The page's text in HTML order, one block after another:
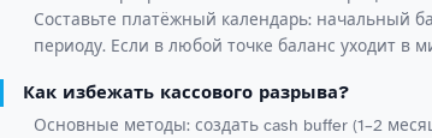
Составьте платёжный календарь: начальный
периоду. Если в любой точке баланс уходит в
Как избежать кассового разрыва?
Основные методы: создать cash buffer (1–2